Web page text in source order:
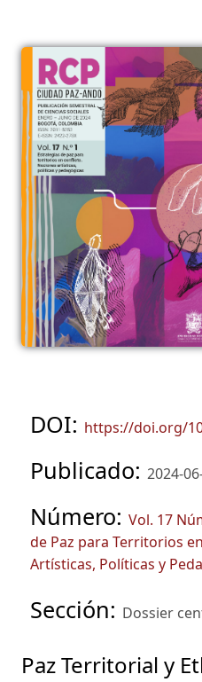
DOI: https://doi.org/
Publicado: 2024-
Número: Vol. 17
de Paz para Territorios
Artísticas, Políticas y
Sección: Dossier
Paz Territorial y